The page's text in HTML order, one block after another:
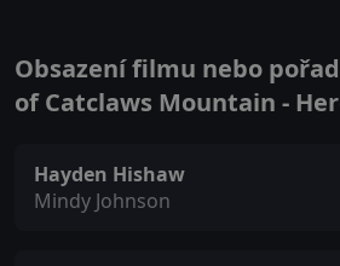
Obsazení filmu nebo
of Catclaws Mountain -
Hayden Hishaw
Mindy Johnson